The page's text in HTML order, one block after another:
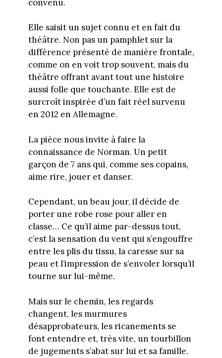
convenu.
Elle saisit un sujet connu et en fait du
théâtre. Non pas un pamphlet sur la
différence présenté de manière frontale,
comme on en voit trop souvent, mais du
théâtre offrant avant tout une histoire
aussi folle que touchante. Elle est de
surcroît inspirée d’un fait réel survenu
en 2012 en Allemagne.
La pièce nous invite à faire la
connaissance de Norman. Un petit
garçon de 7 ans qui, comme ses copains,
aime rire, jouer et danser.
Cependant, un beau jour, il décide de
porter une robe rose pour aller en
classe… Ce qu’il aime par-dessus tout,
c’est la sensation du vent qui s’engouffre
entre les plis du tissu, la caresse sur sa
peau et l’impression de s’envoler lorsqu’il
tourne sur lui-même.
Mais sur le chemin, les regards
changent, les murmures
désapprobateurs, les ricanements se
font entendre et, très vite, un tourbillon
de jugements s’abat sur lui et sa famille.